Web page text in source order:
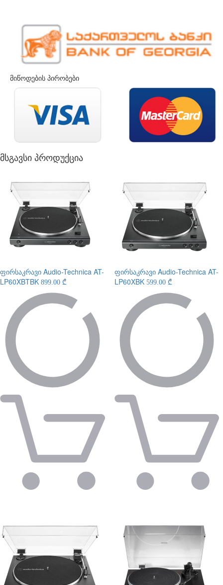
მიწოდების პირობები
მსგავსი პროდუქცია
ფირსაკრავი Audio-Technica AT-
LP60XBTBK 899.00 ₾
ფირსაკრავი Audio-Technica AT-
LP60XBK 599.00 ₾